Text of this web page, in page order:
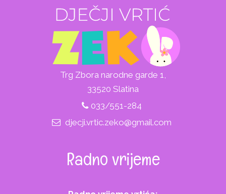
Trg Zbora narodne garde 1,
33520 Slatina
033/551-284
djecji.vrtic.zeko@gmail.com
Radno vrijeme